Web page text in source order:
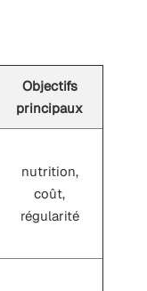
Objectifs
principaux
nutrition,
coût,
régularité